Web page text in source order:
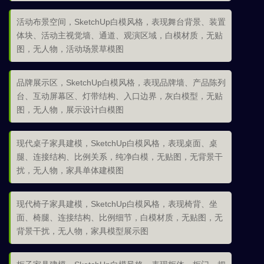
活动布景空间，SketchUp白模风格，表现舞台背景、装置
体块、活动主视觉墙、通道、观演区域，白模材质，无贴
图，无人物，活动场景草模图
品牌展示区，SketchUp白模风格，表现品牌墙、产品陈列
台、互动屏幕区、灯带结构、入口边界，灰白模型，无贴
图，无人物，展示设计白模图
现代桌子家具建模，SketchUp白模风格，表现桌面、桌
腿、连接结构、比例关系，纯净白模，无贴图，无背景干
扰，无人物，家具单体建模图
现代椅子家具建模，SketchUp白模风格，表现椅背、坐
面、椅腿、连接结构、比例细节，白模材质，无贴图，无
背景干扰，无人物，家具模型展示图